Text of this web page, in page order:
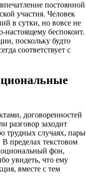
постоянной
участия. Человек
в сутки, но вовсе не
настоящему беспокоит.
поскольку будто
соответствует с
договоренностей
разговор заходит
трудных случаях, пары
пределах текстовом
фон,
увидеть, что ему
вместе с тем